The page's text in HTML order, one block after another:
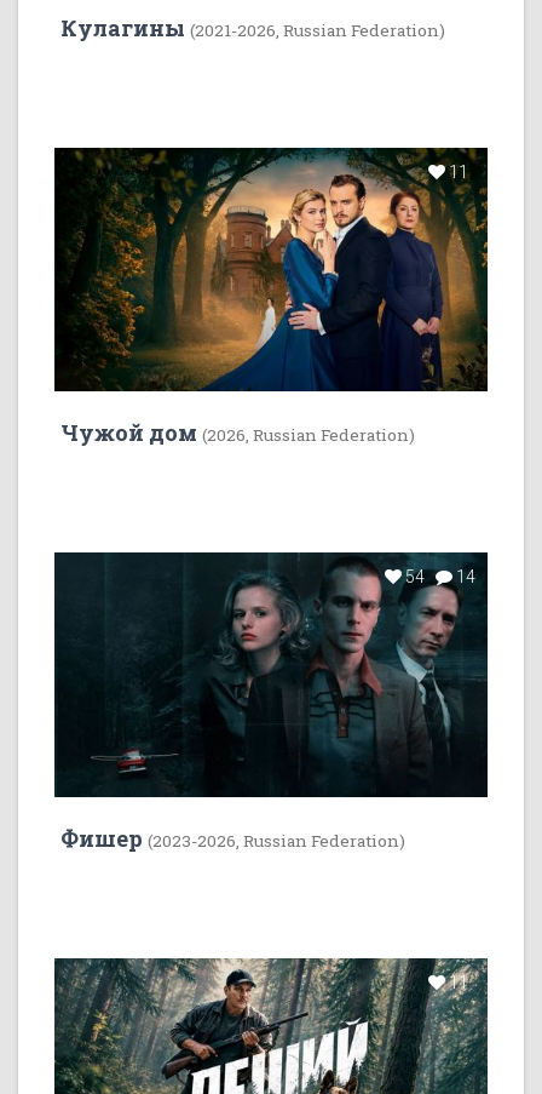
Кулагины (2021-2026, Russian Federation)
11
Чужой дом (2026, Russian Federation)
54 14
Фишер (2023-2026, Russian Federation)
11